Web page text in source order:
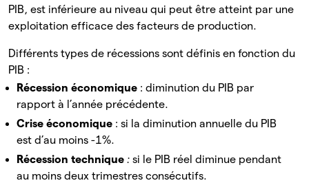
PIB, est inférieure au niveau qui peut être atteint par une
exploitation efficace des facteurs de production.
Différents types de récessions sont définis en fonction du
PIB :
Récession économique : diminution du PIB par
rapport à l’année précédente.
Crise économique : si la diminution annuelle du PIB
est d’au moins -1%.
Récession technique : si le PIB réel diminue pendant
au moins deux trimestres consécutifs.